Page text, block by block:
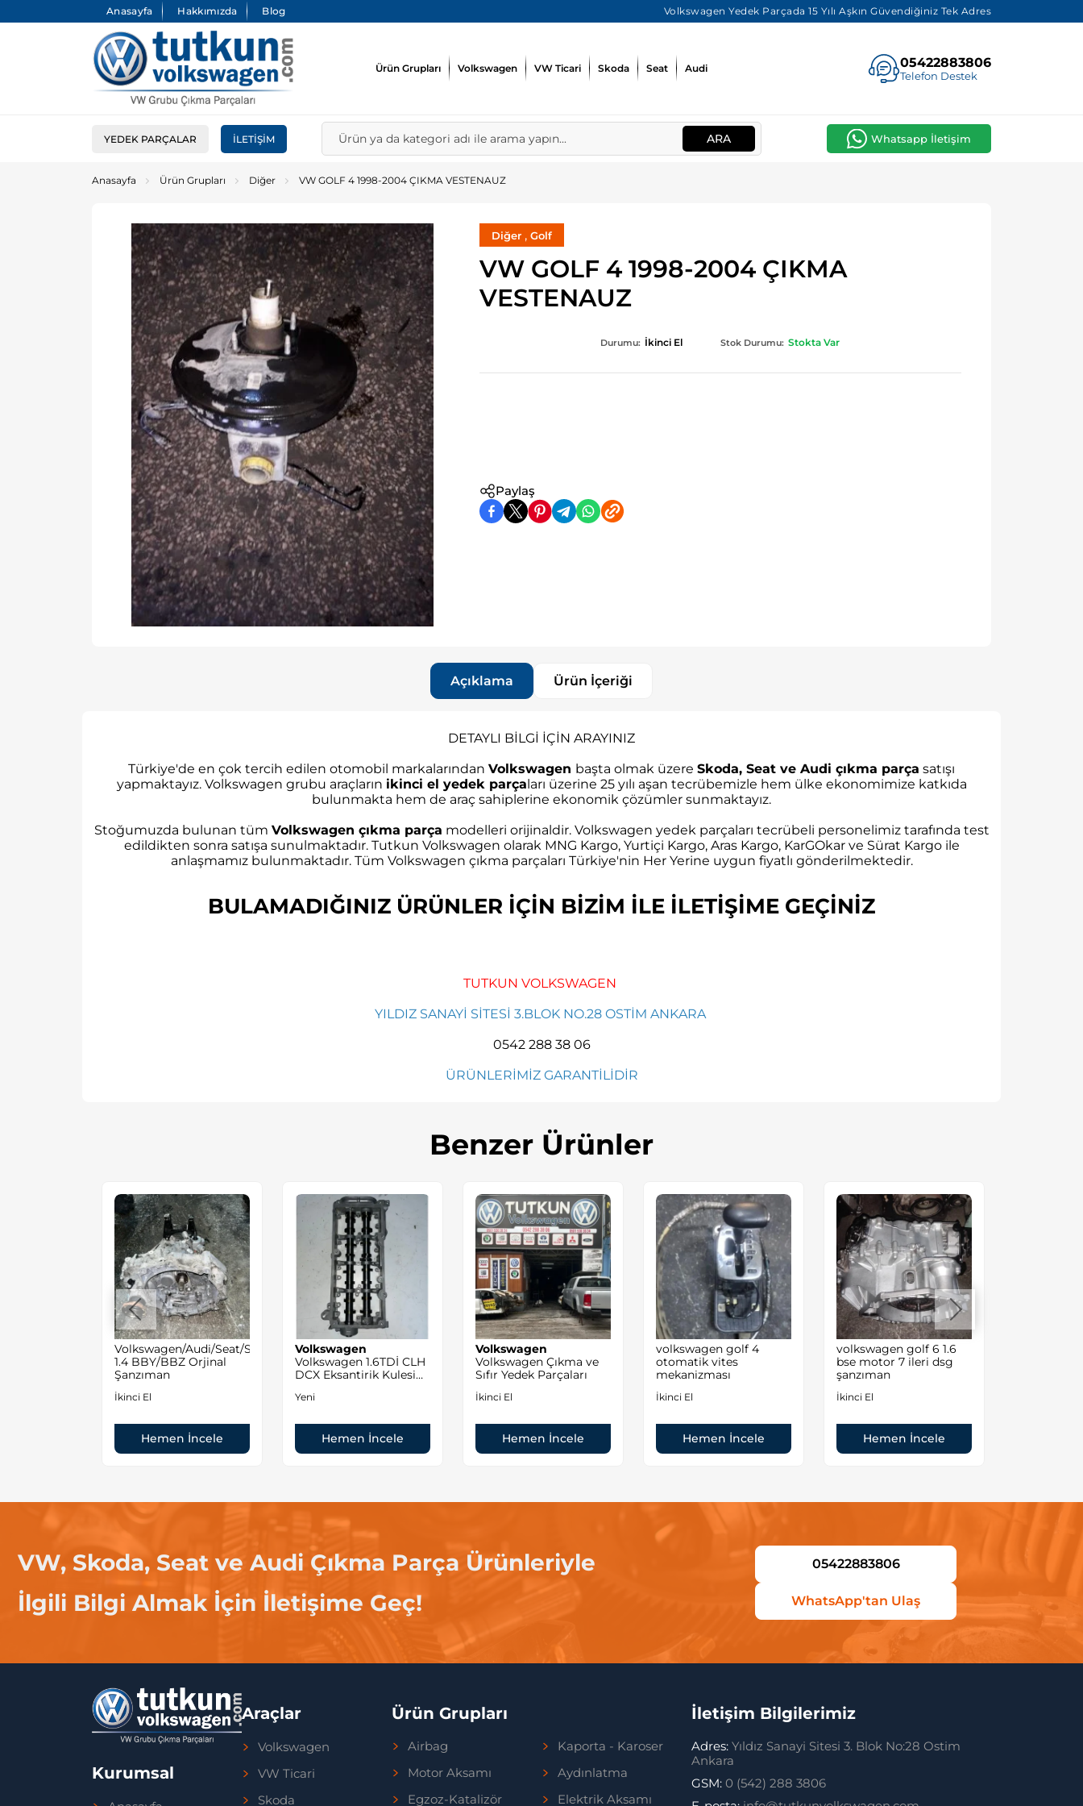
Anasayfa Hakkımızda Blog Volkswagen Yedek Parçada 15 Yılı Aşkın Güvendiğiniz Tek Adres
Ürün Grupları Volkswagen VW Ticari Skoda Seat Audi 05422883806
Telefon Destek
YEDEK PARÇALAR İLETIŞIM ARA Whatsapp İletişim
Anasayfa Ürün Grupları Diğer VW GOLF 4 1998-2004 ÇIKMA VESTENAUZ
Diğer ,Golf
VW GOLF 4 1998-2004 ÇIKMA
VESTENAUZ
Durumu: İkinci El Stok Durumu: Stokta Var
Paylaş
Açıklama Ürün İçeriği
DETAYLI BİLGİ İÇİN ARAYINIZ
Türkiye'de en çok tercih edilen otomobil markalarından Volkswagen başta olmak üzere Skoda, Seat ve Audi çıkma parça satışı
yapmaktayız. Volkswagen grubu araçların ikinci el yedek parçaları üzerine 25 yılı aşan tecrübemizle hem ülke ekonomimize katkıda
bulunmakta hem de araç sahiplerine ekonomik çözümler sunmaktayız.
Stoğumuzda bulunan tüm Volkswagen çıkma parça modelleri orijinaldir. Volkswagen yedek parçaları tecrübeli personelimiz tarafında test
edildikten sonra satışa sunulmaktadır. Tutkun Volkswagen olarak MNG Kargo, Yurtiçi Kargo, Aras Kargo, KarGOkar ve Sürat Kargo ile
anlaşmamız bulunmaktadır. Tüm Volkswagen çıkma parçaları Türkiye'nin Her Yerine uygun fiyatlı gönderilmektedir.
BULAMADIĞINIZ ÜRÜNLER İÇİN BİZİM İLE İLETİŞİME GEÇİNİZ​
TUTKUN VOLKSWAGEN
YILDIZ SANAYİ SİTESİ 3.BLOK NO.28 OSTİM ANKARA
0542 288 38 06
ÜRÜNLERİMİZ GARANTİLİDİR
Benzer Ürünler
Volkswagen/Audi/Seat/Skoda
1.4 BBY/BBZ Orjinal
Şanzıman
İkinci El
Hemen İncele
Volkswagen
Volkswagen 1.6TDİ CLH
DCX Eksantirik Kulesi
Yeni
Hemen İncele
Volkswagen
Volkswagen Çıkma ve
Sıfır Yedek Parçaları
İkinci El
Hemen İncele
volkswagen golf 4
otomatik vites
mekanizması
İkinci El
Hemen İncele
volkswagen golf 6 1.6
bse motor 7 ileri dsg
şanzıman
İkinci El
Hemen İncele
VW, Skoda, Seat ve Audi Çıkma Parça Ürünleriyle
İlgili Bilgi Almak İçin İletişime Geç!
05422883806
WhatsApp'tan Ulaş
Kurumsal
Araçlar
Volkswagen
VW Ticari
Skoda
Ürün Grupları
Airbag
Kaporta - Karoser
Motor Aksamı
Aydınlatma
Egzoz-Katalizör
Elektrik Aksamı
İletişim Bilgilerimiz
Adres: Yıldız Sanayi Sitesi 3. Blok No:28 Ostim
Ankara
GSM: 0 (542) 288 3806